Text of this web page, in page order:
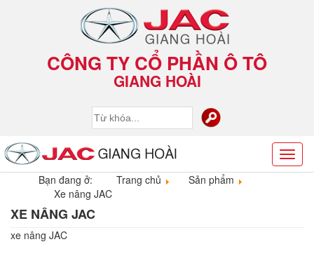
CÔNG TY CỔ PHẦN Ô TÔ
GIANG HOÀI
Bạn đang ở: Trang chủ
Sản phẩm
Xe nâng JAC
XE NÂNG JAC
xe nâng JAC